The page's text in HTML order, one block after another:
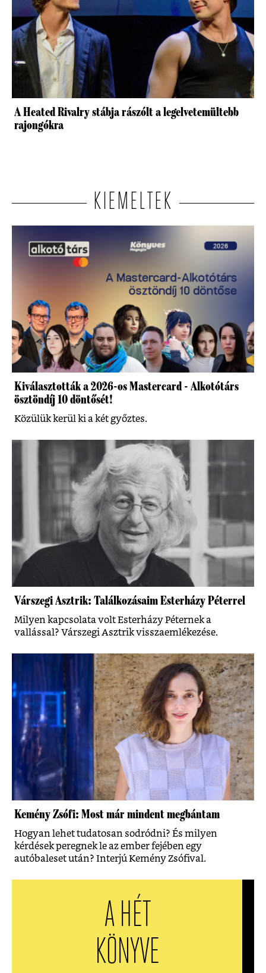
A Heated Rivalry stábja rászólt a legelvetemültebb
rajongókra
KIEMELTEK
Kiválasztották a 2026-os Mastercard - Alkotótárs
ösztöndíj 10 döntősét!
Közülük kerül ki a két győztes.
Várszegi Asztrik: Találkozásaim Esterházy Péterrel
Milyen kapcsolata volt Esterházy Péternek a
vallással? Várszegi Asztrik visszaemlékezése.
Kemény Zsófi: Most már mindent megbántam
Hogyan lehet tudatosan sodródni? És milyen
kérdések peregnek le az ember fejében egy
autóbaleset után? Interjú Kemény Zsófival.
A HÉT
KÖNYVE